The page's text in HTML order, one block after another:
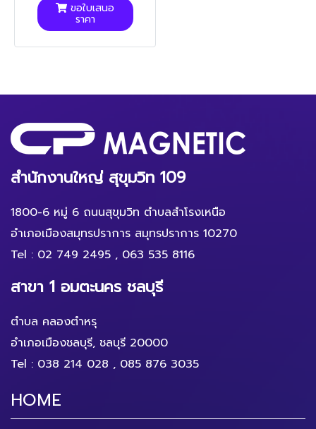
ขอใบเสนอ
ราคา
สำนักงานใหญ่ สุขุมวิท 109
1800-6 หมู่ 6 ถนนสุขุมวิท ตำบลสำโรงเหนือ
อำเภอเมืองสมุทรปราการ สมุทรปราการ 10270
Tel : 02 749 2495 , 063 535 8116
สาขา 1 อมตะนคร ชลบุรี
ตำบล คลองตำหรุ
อำเภอเมืองชลบุรี, ชลบุรี 20000
Tel : 038 214 028 , 085 876 3035
HOME